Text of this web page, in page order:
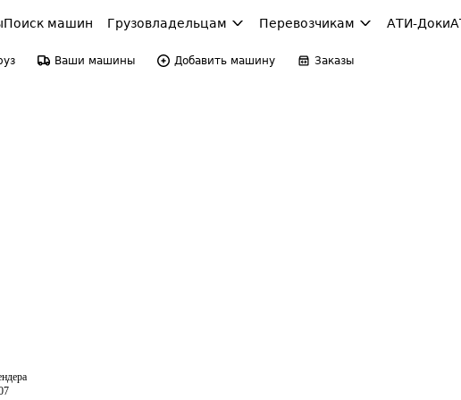
Поиск машин Грузовладельцам Перевозчикам АТИ-Доки
Ваши машины Добавить машину Заказы